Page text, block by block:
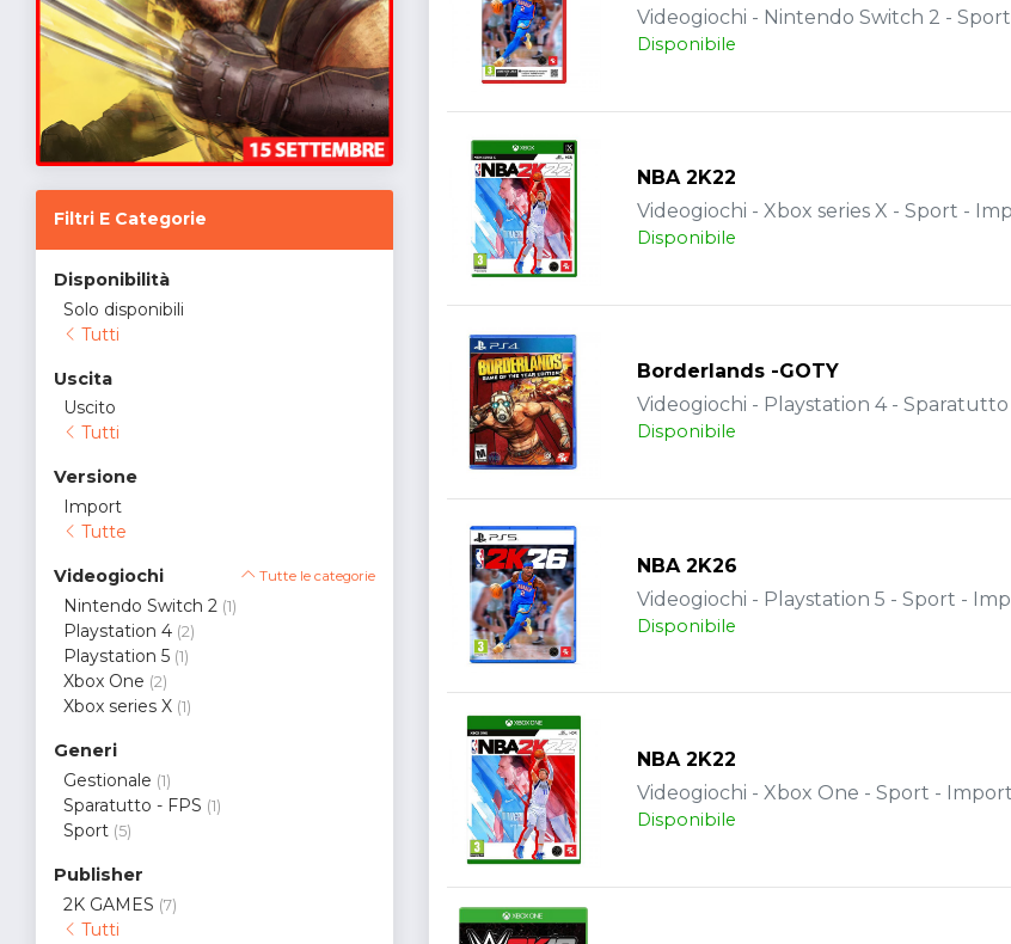
Filtri E Categorie
Disponibilità
Solo disponibili
Tutti
Uscita
Uscito
Tutti
Versione
Import
Tutte
Videogiochi Tutte le categorie
Nintendo Switch 2 (1)
Playstation 4 (2)
Playstation 5 (1)
Xbox One (2)
Xbox series X (1)
Generi
Gestionale (1)
Sparatutto - FPS (1)
Sport (5)
Publisher
2K GAMES (7)
Tutti
Videogiochi - Nintendo Switch 2 -
Disponibile
NBA 2K22
Videogiochi - Xbox series X - Sport -
Disponibile
Borderlands -GOTY
Videogiochi - Playstation 4 -
Disponibile
NBA 2K26
Videogiochi - Playstation 5 - Sport -
Disponibile
NBA 2K22
Videogiochi - Xbox One - Sport - Import
Disponibile